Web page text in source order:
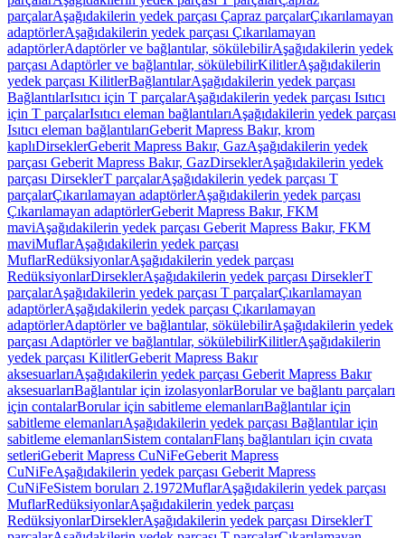
parçalarAşağıdakilerin yedek parçası Çapraz parçalarÇıkarılamayan
adaptörlerAşağıdakilerin yedek parçası Çıkarılamayan
adaptörlerAdaptörler ve bağlantılar, sökülebilirAşağıdakilerin yedek
parçası Adaptörler ve bağlantılar, sökülebilirKilitlerAşağıdakilerin
yedek parçası KilitlerBağlantılarAşağıdakilerin yedek parçası
BağlantılarIsıtıcı için T parçalarAşağıdakilerin yedek parçası Isıtıcı
için T parçalarIsıtıcı eleman bağlantılarıAşağıdakilerin yedek parçası
Isıtıcı eleman bağlantılarıGeberit Mapress Bakır, krom
kaplıDirseklerGeberit Mapress Bakır, GazAşağıdakilerin yedek
parçası Geberit Mapress Bakır, GazDirseklerAşağıdakilerin yedek
parçası DirseklerT parçalarAşağıdakilerin yedek parçası T
parçalarÇıkarılamayan adaptörlerAşağıdakilerin yedek parçası
Çıkarılamayan adaptörlerGeberit Mapress Bakır, FKM
maviAşağıdakilerin yedek parçası Geberit Mapress Bakır, FKM
maviMuflarAşağıdakilerin yedek parçası
MuflarRedüksiyonlarAşağıdakilerin yedek parçası
RedüksiyonlarDirseklerAşağıdakilerin yedek parçası DirseklerT
parçalarAşağıdakilerin yedek parçası T parçalarÇıkarılamayan
adaptörlerAşağıdakilerin yedek parçası Çıkarılamayan
adaptörlerAdaptörler ve bağlantılar, sökülebilirAşağıdakilerin yedek
parçası Adaptörler ve bağlantılar, sökülebilirKilitlerAşağıdakilerin
yedek parçası KilitlerGeberit Mapress Bakır
aksesuarlarıAşağıdakilerin yedek parçası Geberit Mapress Bakır
aksesuarlarıBağlantılar için izolasyonlarBorular ve bağlantı parçaları
için contalarBorular için sabitleme elemanlarıBağlantılar için
sabitleme elemanlarıAşağıdakilerin yedek parçası Bağlantılar için
sabitleme elemanlarıSistem contalarıFlanş bağlantıları için cıvata
setleriGeberit Mapress CuNiFeGeberit Mapress
CuNiFeAşağıdakilerin yedek parçası Geberit Mapress
CuNiFeSistem boruları 2.1972MuflarAşağıdakilerin yedek parçası
MuflarRedüksiyonlarAşağıdakilerin yedek parçası
RedüksiyonlarDirseklerAşağıdakilerin yedek parçası DirseklerT